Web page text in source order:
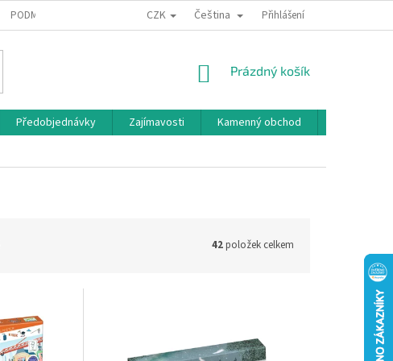
PODMÍNKY OCHRANY OSOBNÍCH ÚDAJŮ BONUSOVÝ PROGRAM
CZK Čeština Přihlášení
NÁKUPNÍ
Prázdný košík
Předobjednávky Zajímavosti Kamenný obchod
42položek celkem